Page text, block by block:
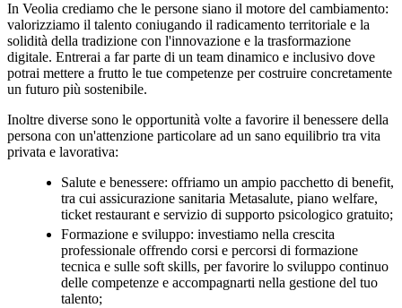
In Veolia crediamo che le persone siano il motore del cambiamento:
valorizziamo il talento coniugando il radicamento territoriale e la
solidità della tradizione con l'innovazione e la trasformazione
digitale. Entrerai a far parte di un team dinamico e inclusivo dove
potrai mettere a frutto le tue competenze per costruire concretamente
un futuro più sostenibile.
Inoltre diverse sono le opportunità volte a favorire il benessere della
persona con un'attenzione particolare ad un sano equilibrio tra vita
privata e lavorativa:
Salute e benessere: offriamo un ampio pacchetto di benefit,
tra cui assicurazione sanitaria Metasalute, piano welfare,
ticket restaurant e servizio di supporto psicologico gratuito;
Formazione e sviluppo: investiamo nella crescita
professionale offrendo corsi e percorsi di formazione
tecnica e sulle soft skills, per favorire lo sviluppo continuo
delle competenze e accompagnarti nella gestione del tuo
talento;